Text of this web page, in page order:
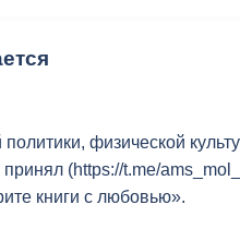
компании:
«Домоуправление»!
физической
(https://t.me/
книги с любовью».